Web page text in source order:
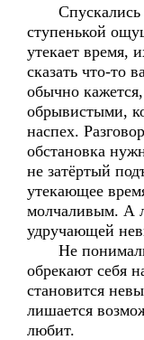
Спускались
ступенькой
утекает время,
сказать что-то
обычно
обрывистыми,
наспех.
обстановка
не затёртый
утекающее
молчаливым. А
удручающей
Не понимали
обрекают себя
становится
лишается
любит.